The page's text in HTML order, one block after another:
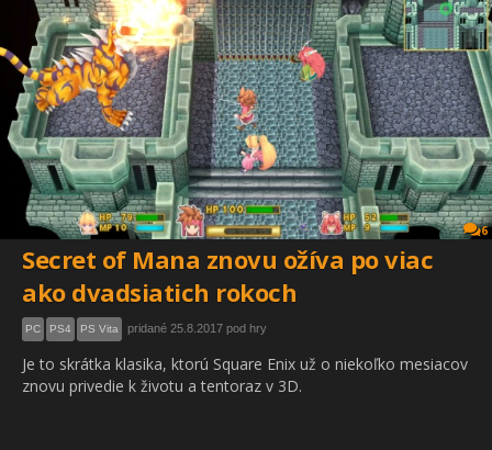
6
Secret of Mana znovu ožíva po viac
ako dvadsiatich rokoch
PC PS4 PS Vita pridané 25.8.2017 pod hry
Je to skrátka klasika, ktorú Square Enix už o niekoľko mesiacov
znovu privedie k životu a tentoraz v 3D.